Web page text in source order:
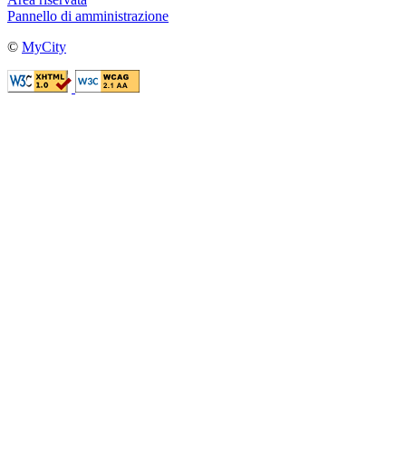
Pannello di amministrazione
© MyCity